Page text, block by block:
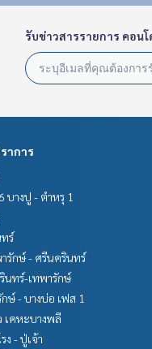
รับข่าวสารรายการ คอน
าการ
างปู - ตำหรุ 1
ร์
รักษ์ - ศรีนครินทร์
นทร์-เทพารักษ์
ษ์ - บางบ่อ เฟส 1
เคหะบางพลี
ง - ปู่เจ้า